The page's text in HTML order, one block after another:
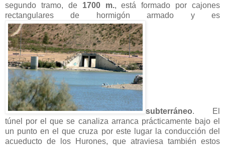
segundo tramo, de 1700 m., está formado por cajones
rectangulares de hormigón armado y es
subterráneo. El
túnel por el que se canaliza arranca prácticamente bajo el
un punto en el que cruza por este lugar la conducción del
acueducto de los Hurones, que atraviesa también estos